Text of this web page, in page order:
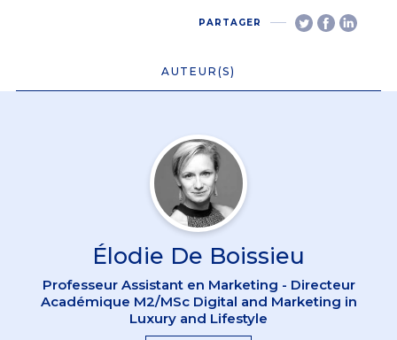
PARTAGER
AUTEUR(S)
Élodie De Boissieu
Professeur Assistant en Marketing - Directeur
Académique M2/MSc Digital and Marketing in
Luxury and Lifestyle